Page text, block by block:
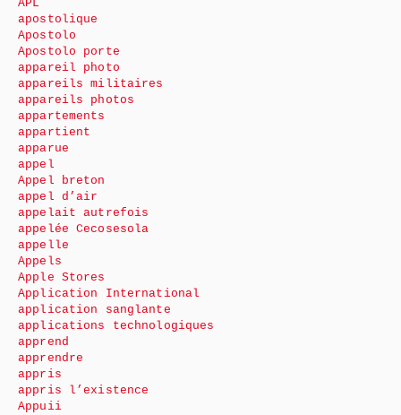
APL
apostolique
Apostolo
Apostolo porte
appareil photo
appareils militaires
appareils photos
appartements
appartient
apparue
appel
Appel breton
appel d’air
appelait autrefois
appelée Cecosesola
appelle
Appels
Apple Stores
Application International
application sanglante
applications technologiques
apprend
apprendre
appris
appris l’existence
Appuii